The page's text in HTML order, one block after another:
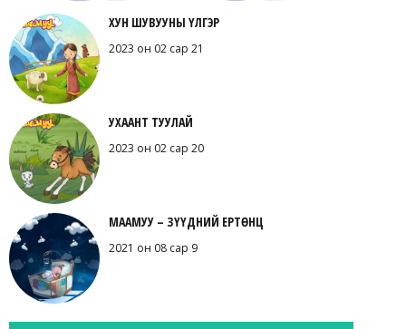
ХУН ШУВУУНЫ ҮЛГЭР
2023 он 02 сар 21
УХААНТ ТУУЛАЙ
2023 он 02 сар 20
МААМУУ – ЗҮҮДНИЙ ЕРТӨНЦ
2021 он 08 сар 9